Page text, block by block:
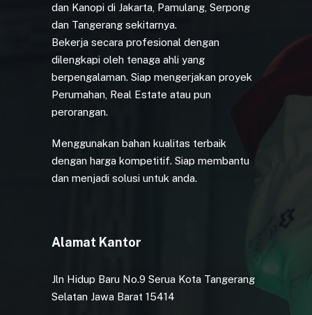
dan Kanopi di Jakarta, Pamulang, Serpong
dan Tangerang sekitarnya.
Bekerja secara profesional dengan
dilengkapi oleh tenaga ahli yang
berpengalaman. Siap mengerjakan proyek
Perumahan, Real Estate atau pun
perorangan.
Menggunakan bahan kualitas terbaik
dengan harga kompetitif. Siap membantu
dan menjadi solusi untuk anda.
Alamat Kantor
Jln Hidup Baru No.9 Serua Kota Tangerang
Selatan Jawa Barat 15414